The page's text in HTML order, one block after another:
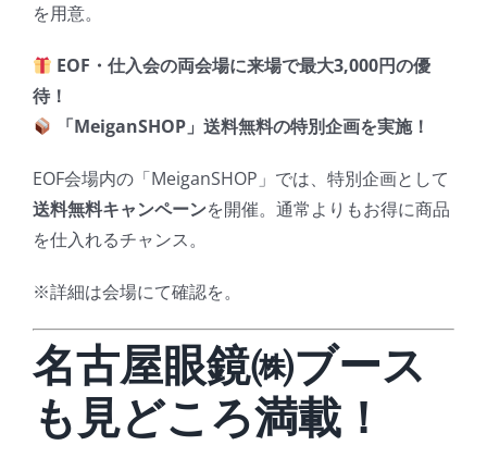
を用意。
EOF・仕入会の両会場に来場で最大3,000円の優
待！
「MeiganSHOP」送料無料の特別企画を実施！
EOF会場内の「MeiganSHOP」では、特別企画として
送料無料キャンペーンを開催。通常よりもお得に商品
を仕入れるチャンス。
※詳細は会場にて確認を。
名古屋眼鏡㈱ブース
も見どころ満載！